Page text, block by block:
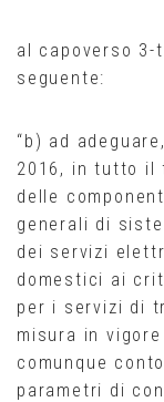
al capoverso
seguente:
“b) ad
2016, in tutto il
delle
generali di
dei servizi
domestici ai
per i servizi di
misura in
comunque
parametri di